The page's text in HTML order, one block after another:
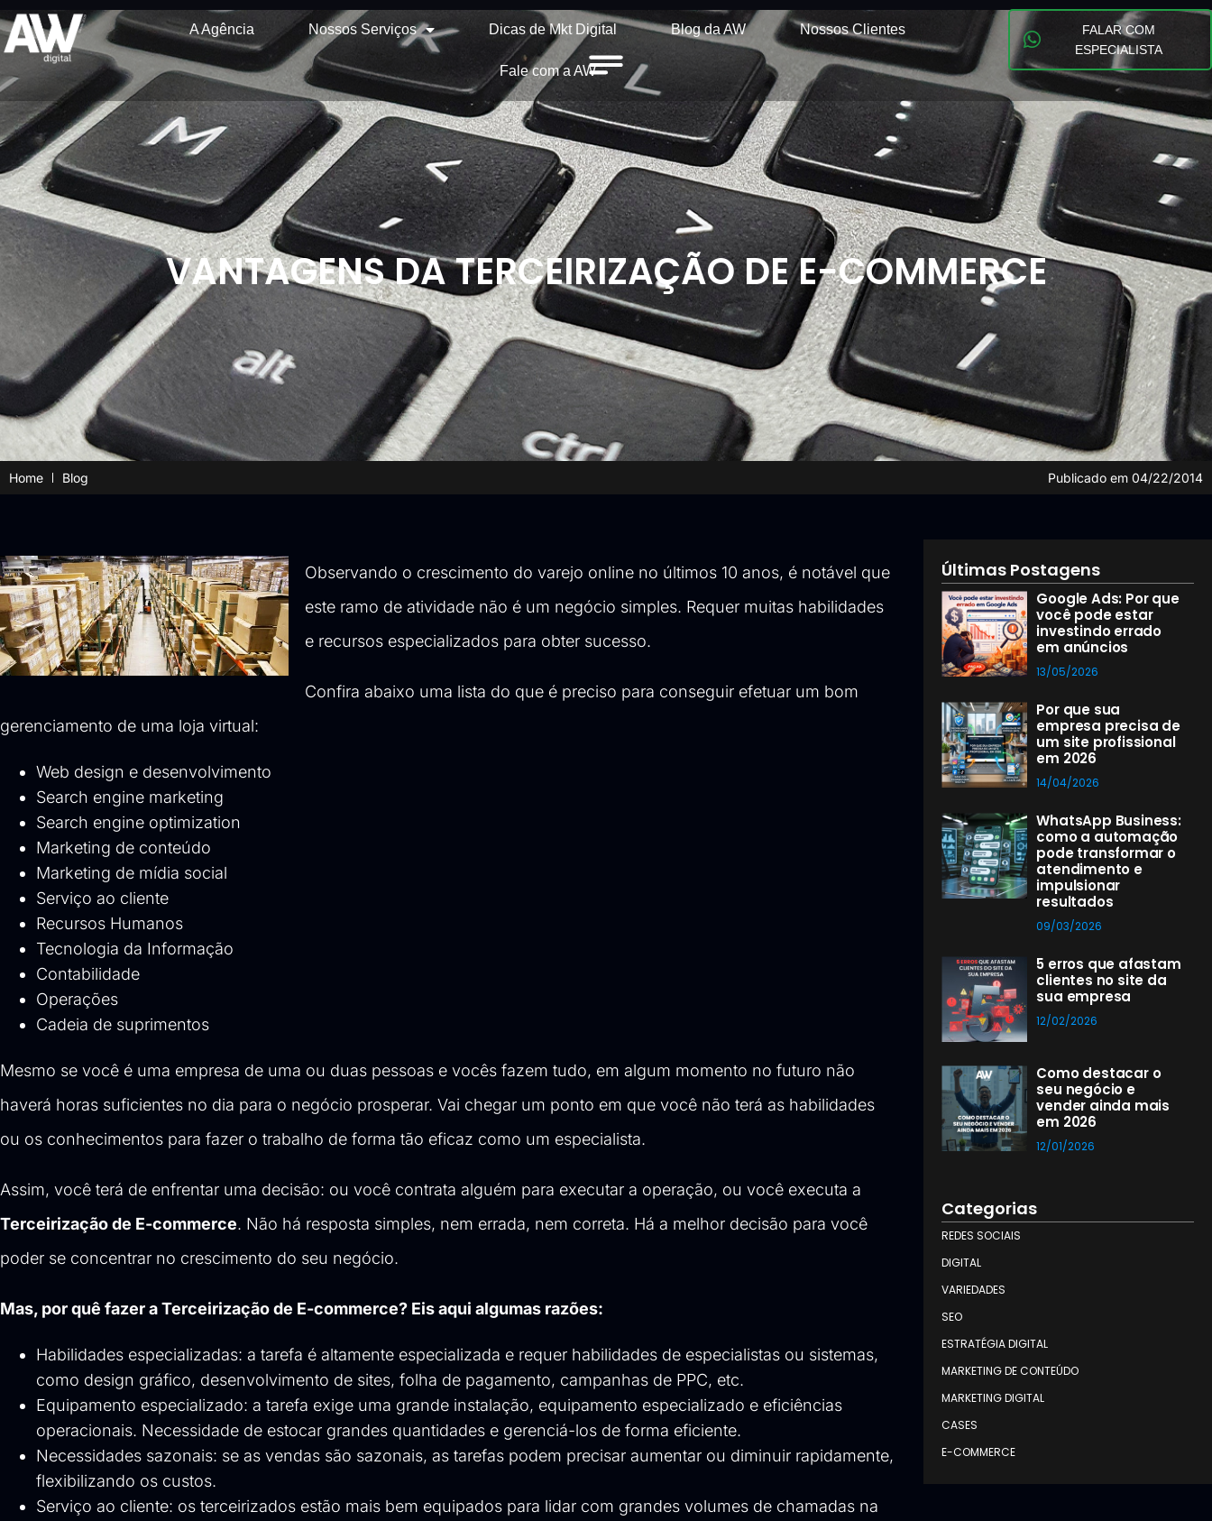
A Agência Nossos Serviços Dicas de Mkt Digital Blog da AW Nossos Clientes
Fale com a AW
FALAR COM
ESPECIALISTA
VANTAGENS DA TERCEIRIZAÇÃO DE E-COMMERCE
Home Blog Publicado em 04/22/2014
Observando o crescimento do varejo online no últimos 10 anos, é notável que
este ramo de atividade não é um negócio simples. Requer muitas habilidades
e recursos especializados para obter sucesso.
Confira abaixo uma lista do que é preciso para conseguir efetuar um bom
gerenciamento de uma loja virtual:
Web design e desenvolvimento
Search engine marketing
Search engine optimization
Marketing de conteúdo
Marketing de mídia social
Serviço ao cliente
Recursos Humanos
Tecnologia da Informação
Contabilidade
Operações
Cadeia de suprimentos
Mesmo se você é uma empresa de uma ou duas pessoas e vocês fazem tudo, em algum momento no futuro não
haverá horas suficientes no dia para o negócio prosperar. Vai chegar um ponto em que você não terá as habilidades
ou os conhecimentos para fazer o trabalho de forma tão eficaz como um especialista.
Assim, você terá de enfrentar uma decisão: ou você contrata alguém para executar a operação, ou você executa a
Terceirização de E-commerce. Não há resposta simples, nem errada, nem correta. Há a melhor decisão para você
poder se concentrar no crescimento do seu negócio.
Mas, por quê fazer a Terceirização de E-commerce? Eis aqui algumas razões:
Habilidades especializadas: a tarefa é altamente especializada e requer habilidades de especialistas ou sistemas,
como design gráfico, desenvolvimento de sites, folha de pagamento, campanhas de PPC, etc.
Equipamento especializado: a tarefa exige uma grande instalação, equipamento especializado e eficiências
operacionais. Necessidade de estocar grandes quantidades e gerenciá-los de forma eficiente.
Necessidades sazonais: se as vendas são sazonais, as tarefas podem precisar aumentar ou diminuir rapidamente,
flexibilizando os custos.
Serviço ao cliente: os terceirizados estão mais bem equipados para lidar com grandes volumes de chamadas na
Últimas Postagens
Google Ads: Por que
você pode estar
investindo errado
em anúncios
13/05/2026
Por que sua
empresa precisa de
um site profissional
em 2026
14/04/2026
WhatsApp Business:
como a automação
pode transformar o
atendimento e
impulsionar
resultados
09/03/2026
5 erros que afastam
clientes no site da
sua empresa
12/02/2026
Como destacar o
seu negócio e
vender ainda mais
em 2026
12/01/2026
Categorias
REDES SOCIAIS
DIGITAL
VARIEDADES
SEO
ESTRATÉGIA DIGITAL
MARKETING DE CONTEÚDO
MARKETING DIGITAL
CASES
E-COMMERCE